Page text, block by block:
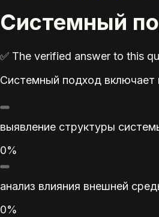
Системный
✅ The verified answer to this
Системный подход включает
выявление структуры
0%
анализ влияния внешней
0%